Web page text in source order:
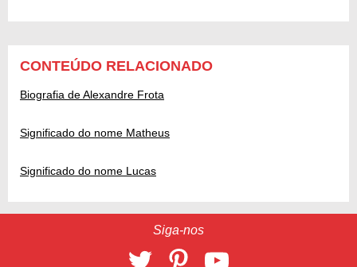
CONTEÚDO RELACIONADO
Biografia de Alexandre Frota
Significado do nome Matheus
Significado do nome Lucas
Siga-nos